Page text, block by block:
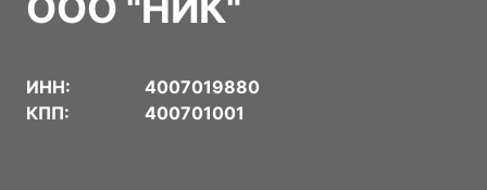
ИНН:
4007019880
КПП:
400701001